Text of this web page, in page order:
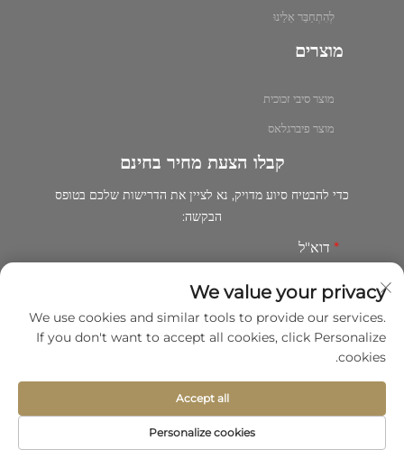
לְהִתְחַבֵּר אֵלֵינוּ
מוצרים
מוצר סיבי זכוכית
מוצר פיברגלאס
קבלו הצעת מחיר בחינם
כדי להבטיח סיוע מדויק, נא לציין את הדרישות שלכם בטופס
הבקשה:
דוא"ל
שם
דף הבית מוצר אודות יצירת קשר
We value your privacy
We use cookies and similar tools to provide our services.
If you don't want to accept all cookies, click Personalize
cookies.
Personalize cookies
Accept all